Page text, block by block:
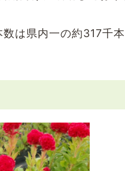
は県内一の約317千